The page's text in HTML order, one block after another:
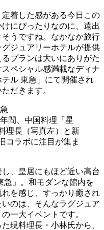
着した感がある今日この
にぴったりなのに、遠出
うですね。なかなか旅行
ジュアリーホテルが提供
プランは大いにありがた
ペシャル感満載なディナ
ル 東急」にて開催され
だきます。
間、中国料理『星
理長（写真左）と新
コラボに注目が集ま
、皇居にもほど近い高台
急」。和モダンな館内を
を感じ、すっかり癒され
のは、そんなラグジュア
一大イベントです。
現料理長・小林氏から、